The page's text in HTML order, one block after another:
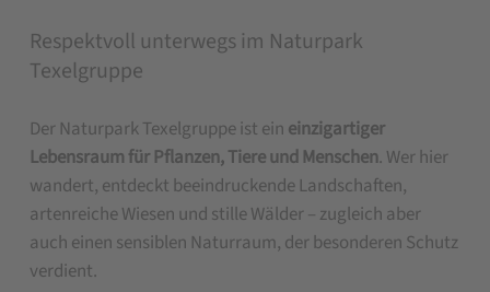
Respektvoll unterwegs im Naturpark
Texelgruppe
Der Naturpark Texelgruppe ist ein einzigartiger
Lebensraum für Pflanzen, Tiere und Menschen. Wer hier
wandert, entdeckt beeindruckende Landschaften,
artenreiche Wiesen und stille Wälder – zugleich aber
auch einen sensiblen Naturraum, der besonderen Schutz
verdient.